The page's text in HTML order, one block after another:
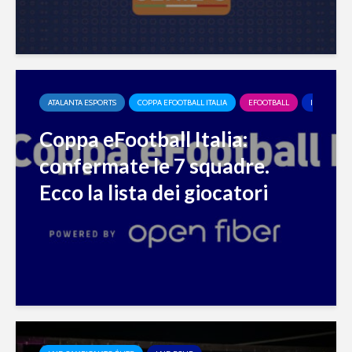
ATALANTA ESPORTS COPPA EFOOTBALL ITALIA EFOOTBALL INTER
Coppa eFootball Italia:
confermate le 7 squadre.
Ecco la lista dei giocatori